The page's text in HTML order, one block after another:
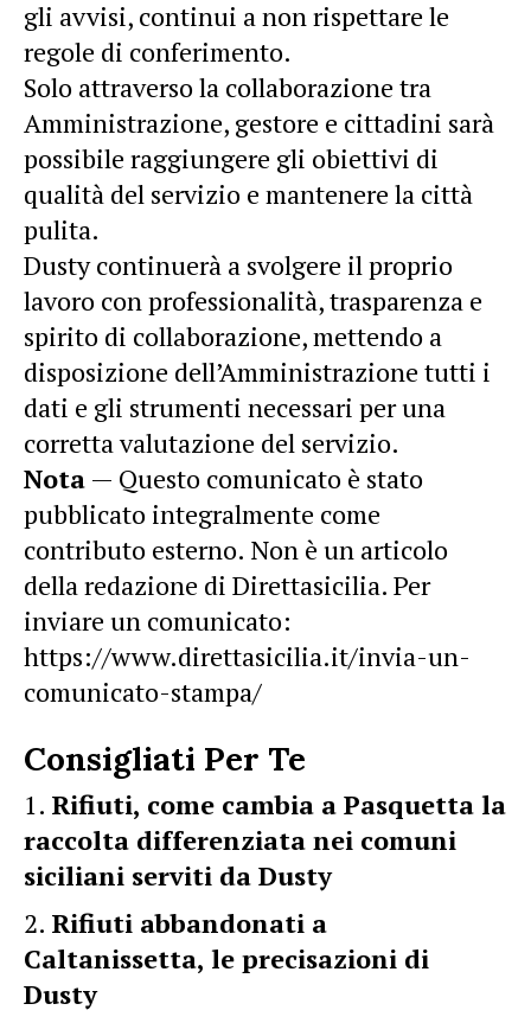
gli avvisi, continui a non rispettare le
regole di conferimento.
Solo attraverso la collaborazione tra
Amministrazione, gestore e cittadini sarà
possibile raggiungere gli obiettivi di
qualità del servizio e mantenere la città
pulita.
Dusty continuerà a svolgere il proprio
lavoro con professionalità, trasparenza e
spirito di collaborazione, mettendo a
disposizione dell’Amministrazione tutti i
dati e gli strumenti necessari per una
corretta valutazione del servizio.
Nota — Questo comunicato è stato
pubblicato integralmente come
contributo esterno. Non è un articolo
della redazione di Direttasicilia. Per
inviare un comunicato:
https://www.direttasicilia.it/invia-un-
comunicato-stampa/
Consigliati Per Te
Rifiuti, come cambia a Pasquetta la
raccolta differenziata nei comuni
siciliani serviti da Dusty
Rifiuti abbandonati a
Caltanissetta, le precisazioni di
Dusty